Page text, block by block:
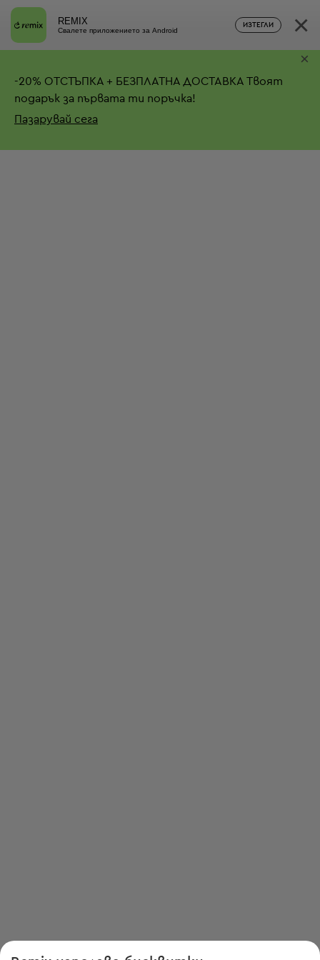
REMIX
Свалете приложението за Android
ИЗТЕГЛИ ×
-20% ОТСТЪПКА + БЕЗПЛАТНА ДОСТАВКА Твоят
подарък за първата ти поръчка!
Пазарувай сега
×